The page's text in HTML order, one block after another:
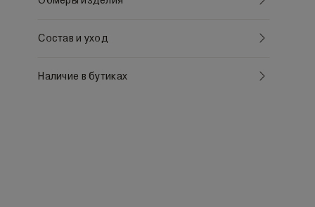
Состав и уход
Наличие в бутиках